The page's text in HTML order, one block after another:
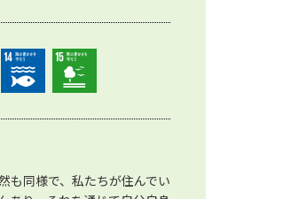
も同様で、私たちが住んでい